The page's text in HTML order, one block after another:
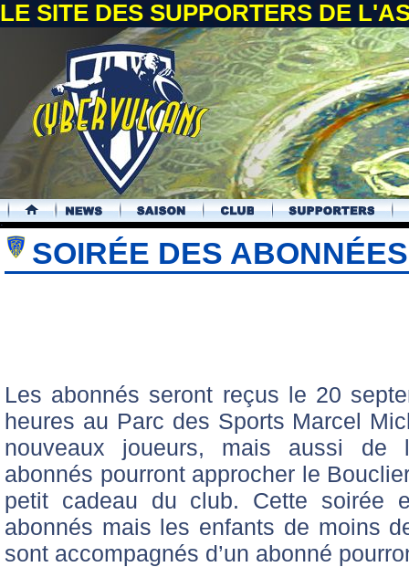
LE SITE DES SUPPORTERS DE
.
SOIRÉE DES
Les abonnés seront reçus le 20
heures au Parc des Sports Marcel
nouveaux joueurs, mais aussi de
abonnés pourront approcher le
petit cadeau du club. Cette soirée
abonnés mais les enfants de moins
sont accompagnés d’un abonné